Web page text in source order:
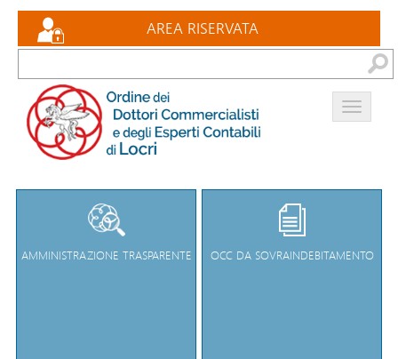
AREA RISERVATA
Eventi formativi
Documenti
Bacheca
Contatti
AMMINISTRAZIONE TRASPARENTE OCC DA SOVRAINDEBITAMENTO